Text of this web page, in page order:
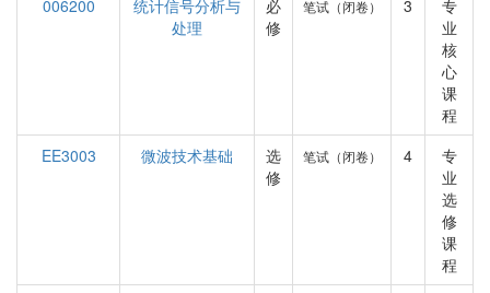
006200
统计信号分析与
处理
必
修
笔试（闭卷） 3
专
业
核
心
课
程
EE3003
微波技术基础
选
修
笔试（闭卷） 4
专
业
选
修
课
程